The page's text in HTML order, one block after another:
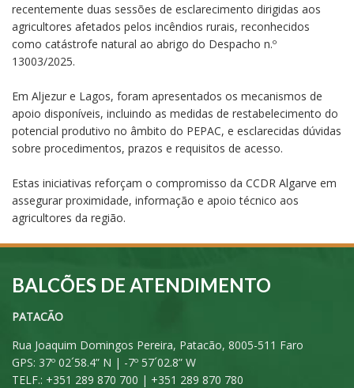
recentemente duas sessões de esclarecimento dirigidas aos
agricultores afetados pelos incêndios rurais, reconhecidos
como catástrofe natural ao abrigo do Despacho n.º
13003/2025.
Em Aljezur e Lagos, foram apresentados os mecanismos de
apoio disponíveis, incluindo as medidas de restabelecimento do
potencial produtivo no âmbito do PEPAC, e esclarecidas dúvidas
sobre procedimentos, prazos e requisitos de acesso.
Estas iniciativas reforçam o compromisso da CCDR Algarve em
assegurar proximidade, informação e apoio técnico aos
agricultores da região.
BALCÕES DE ATENDIMENTO
PATACÃO
Rua Joaquim Domingos Pereira, Patacão, 8005-511 Faro
GPS: 37º 02´58.4” N | -7º 57´02.8” W
TELF.: +351 289 870 700 | +351 289 870 780